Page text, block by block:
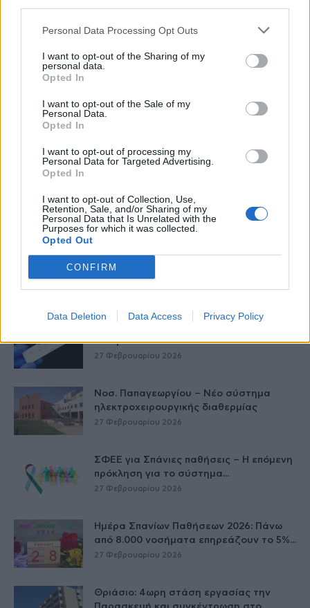
Personal Data Processing Opt Outs
I want to opt-out of the Sharing of my
personal data.
Opted In
I want to opt-out of the Sale of my
Personal Data.
Opted In
I want to opt-out of processing my
Personal Data for Targeted Advertising.
Opted In
I want to opt-out of Collection, Use,
Retention, Sale, and/or Sharing of my
Personal Data that Is Unrelated with the
Purposes for which it was collected.
Opted Out
CONFIRM
Data Deletion Data Access Privacy Policy
Δείτε Ακόμη
Γεωργιάδης: Πολλαπλά οφέλη από τη
συνεργασία δημοσίου και ιδιωτικού
27 Φεβρουαρίου 2026
27 Φεβρουαρίου 2026
Δύο χρόνια λειτουργίας της Κλινικής
Μεταμόσχευσης Ήπατος στο «Λαϊκό»
27 Φεβρουαρίου 2026
27 Φεβρουαρίου 2026
νοσήσει
27 Φεβρουαρίου 2026
Νοσ. Παπαγεωργίου – Νέο σύστημα
ηλεκτροχειρουργικής διαθερμίας
27 Φεβρουαρίου 2026
ΣΦΕΕ για Σπάνιες παθήσεις – Η επόμενη
πρόκληση για το σύστημα...
27 Φεβρουαρίου 2026
Ημέρα Σπανίων Παθήσεων 2026: Πάνω
από 8.000 νοσήματα επηρεάζουν το 5%...
27 Φεβρουαρίου 2026
Θριάσιο: 4ωρη στάση εργασίας την